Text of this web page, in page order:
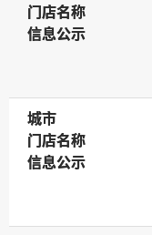
门店名称
门店名称
信息公示
信息公示
城市
城市
门店名称
门店名称
信息公示
信息公示